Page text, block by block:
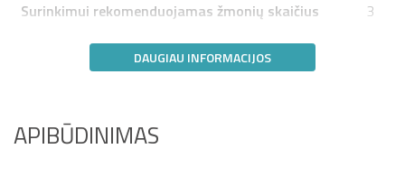
Surinkimui rekomenduojamas žmonių skaičius
3
DAUGIAU INFORMACIJOS
APIBŪDINIMAS